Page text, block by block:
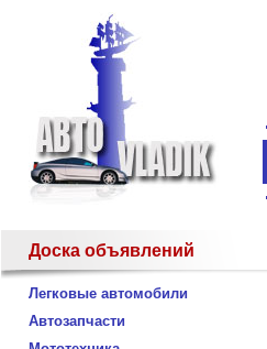
Доска объявлений
Легковые автомобили
Автозапчасти